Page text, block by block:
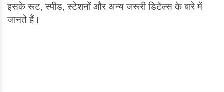
इसके रूट, स्पीड, स्टेशनों और अन्य जरूरी डिटेल्स के बारे में
जानते हैं।